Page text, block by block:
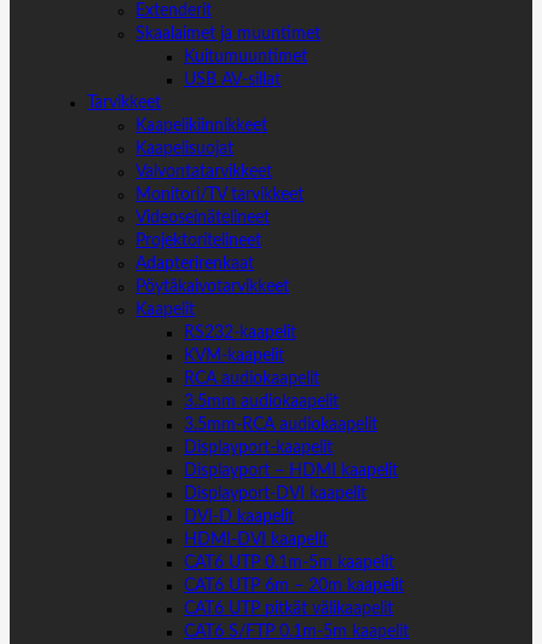
Extenderit
Skaalaimet ja muuntimet
Kuitumuuntimet
USB AV-sillat
Tarvikkeet
Kaapelikiinnikkeet
Kaapelisuojat
Valvontatarvikkeet
Monitori/TV tarvikkeet
Videoseinätelineet
Projektoritelineet
Adapterirenkaat
Pöytäkaivotarvikkeet
Kaapelit
RS232-kaapelit
KVM-kaapelit
RCA audiokaapelit
3.5mm audiokaapelit
3.5mm-RCA audiokaapelit
Displayport-kaapelit
Displayport – HDMI kaapelit
Displayport-DVI kaapelit
DVI-D kaapelit
HDMI-DVI kaapelit
CAT6 UTP 0.1m-5m kaapelit
CAT6 UTP 6m – 20m kaapelit
CAT6 UTP pitkät välikaapelit
CAT6 S/FTP 0.1m-5m kaapelit